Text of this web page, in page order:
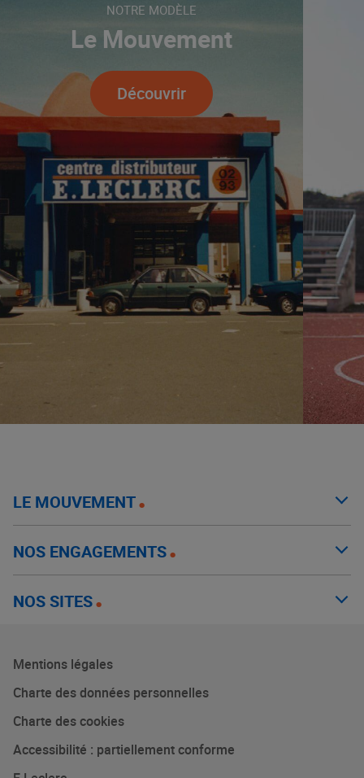
NOTRE MODÈLE
Le Mouvement
Découvrir
LE MOUVEMENT
NOS ENGAGEMENTS
NOS SITES
Mentions légales
Charte des données personnelles
Charte des cookies
Accessibilité : partiellement conforme